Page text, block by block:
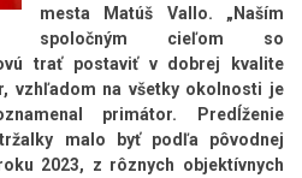
mesta Matúš Vallo. „Naším
spoločným cieľom so
trať postaviť v dobrej kvalite
vzhľadom na všetky okolnosti je
primátor. Predĺženie
malo byť podľa pôvodnej
2023, z rôznych objektívnych